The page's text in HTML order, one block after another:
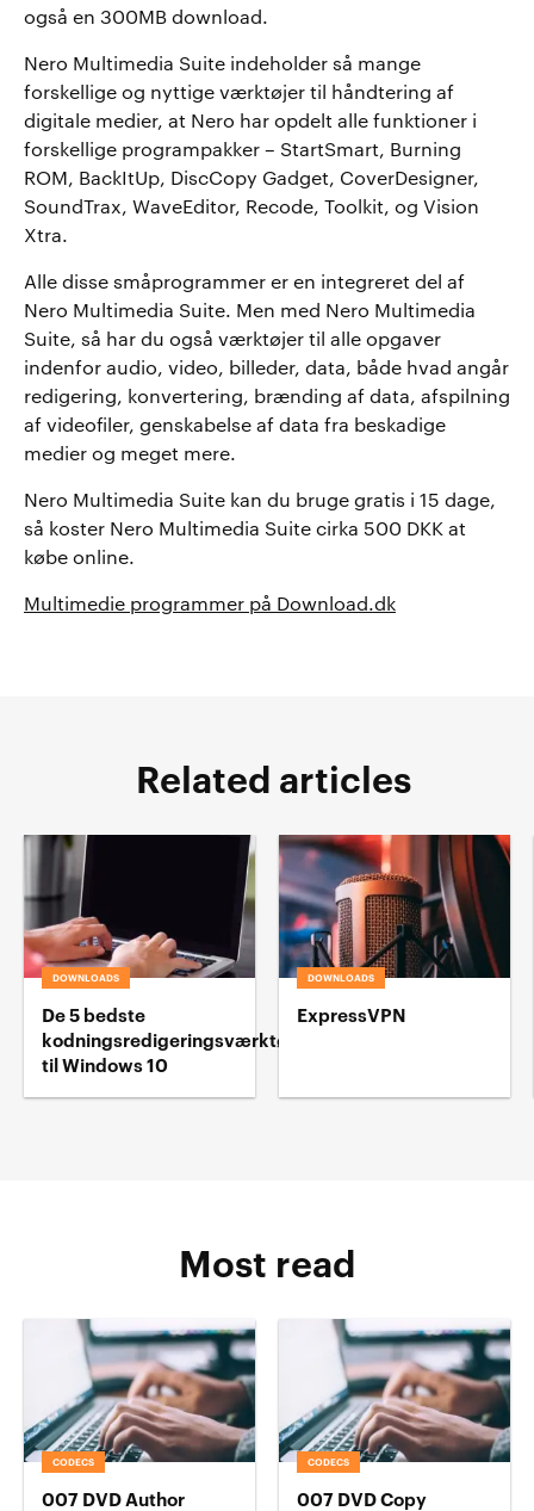
også en 300MB download.
Nero Multimedia Suite indeholder så mange
forskellige og nyttige værktøjer til håndtering af
digitale medier, at Nero har opdelt alle funktioner i
forskellige programpakker – StartSmart, Burning
ROM, BackItUp, DiscCopy Gadget, CoverDesigner,
SoundTrax, WaveEditor, Recode, Toolkit, og Vision
Xtra.
Alle disse småprogrammer er en integreret del af
Nero Multimedia Suite. Men med Nero Multimedia
Suite, så har du også værktøjer til alle opgaver
indenfor audio, video, billeder, data, både hvad angår
redigering, konvertering, brænding af data, afspilning
af videofiler, genskabelse af data fra beskadige
medier og meget mere.
Nero Multimedia Suite kan du bruge gratis i 15 dage,
så koster Nero Multimedia Suite cirka 500 DKK at
købe online.
Multimedie programmer på Download.dk
Related articles
DOWNLOADS
De 5 bedste
kodningsredigeringsværktøj
til Windows 10
DOWNLOADS
ExpressVPN
Most read
CODECS
007 DVD Author
CODECS
007 DVD Copy